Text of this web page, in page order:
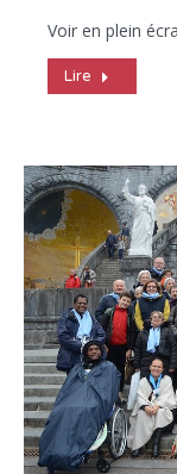
Voir en plein
Lire